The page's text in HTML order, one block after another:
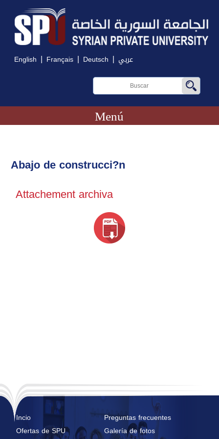
English | Français | Deutsch | عربي
Menú
Abajo de construcci?n
Attachement archiva
Incio
Preguntas frecuentes
Ofertas de SPU
Galería de fotos